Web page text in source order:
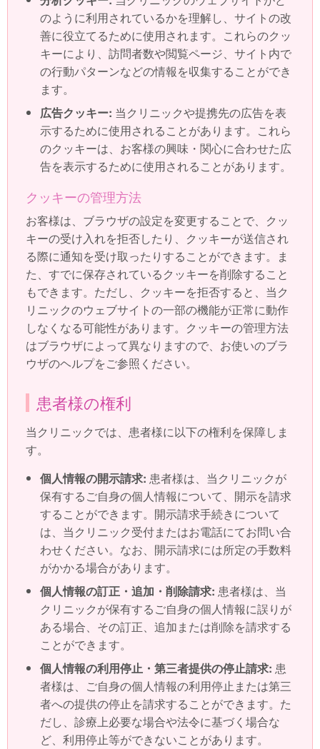
のように利用されているかを理解し、サイトの改
善に役立てるために使用されます。これらのクッ
キーにより、訪問者数や閲覧ページ、サイト内で
の行動パターンなどの情報を収集することができ
ます。
広告クッキー: 当クリニックや提携先の広告を表
示するために使用されることがあります。これら
のクッキーは、お客様の興味・関心に合わせた広
告を表示するために使用されることがあります。
クッキーの管理方法
お客様は、ブラウザの設定を変更することで、クッ
キーの受け入れを拒否したり、クッキーが送信され
る際に通知を受け取ったりすることができます。ま
た、すでに保存されているクッキーを削除すること
もできます。ただし、クッキーを拒否すると、当ク
リニックのウェブサイトの一部の機能が正常に動作
しなくなる可能性があります。クッキーの管理方法
はブラウザによって異なりますので、お使いのブラ
ウザのヘルプをご参照ください。
患者様の権利
当クリニックでは、患者様に以下の権利を保障しま
す。
個人情報の開示請求: 患者様は、当クリニックが
保有するご自身の個人情報について、開示を請求
することができます。開示請求手続きについて
は、当クリニック受付またはお電話にてお問い合
わせください。なお、開示請求には所定の手数料
がかかる場合があります。
個人情報の訂正・追加・削除請求: 患者様は、当
クリニックが保有するご自身の個人情報に誤りが
ある場合、その訂正、追加または削除を請求する
ことができます。
個人情報の利用停止・第三者提供の停止請求: 患
者様は、ご自身の個人情報の利用停止または第三
者への提供の停止を請求することができます。た
だし、診療上必要な場合や法令に基づく場合な
ど、利用停止等ができないことがあります。